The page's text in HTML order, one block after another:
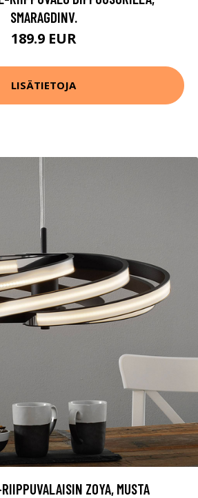
SMARAGDINV.
189.9 EUR
LISÄTIETOJA
ZOYA, MUSTA